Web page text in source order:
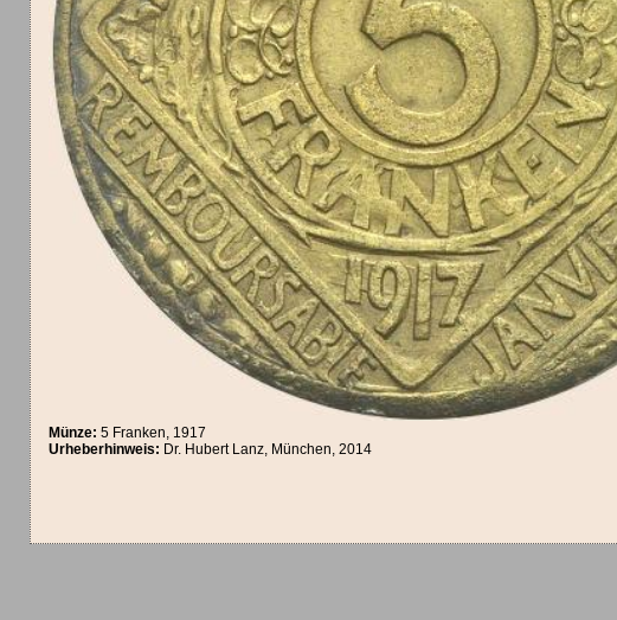
Münze:5 Franken, 1917
Urheberhinweis: Dr. Hubert Lanz, München, 2014